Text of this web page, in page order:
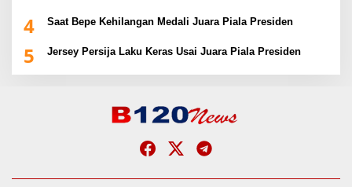
4 Saat Bepe Kehilangan Medali Juara Piala Presiden
5 Jersey Persija Laku Keras Usai Juara Piala Presiden